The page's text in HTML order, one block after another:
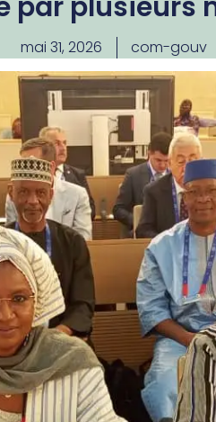
par plusieurs
mai 31, 2026 com-gouv